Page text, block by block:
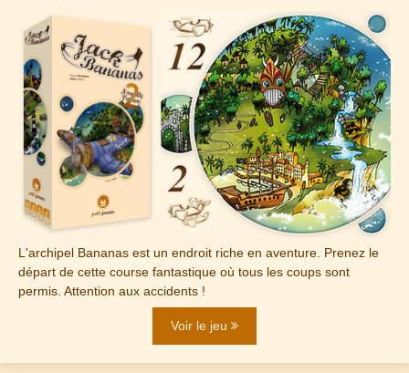
L'archipel Bananas est un endroit riche en aventure. Prenez le
départ de cette course fantastique où tous les coups sont
permis. Attention aux accidents !
Voir le jeu